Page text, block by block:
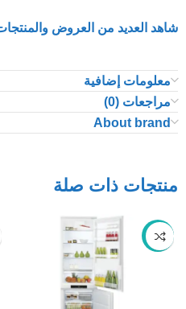
شاهد العديد من العروض
معلومات إضافية
مراجعات (0)
About brand
منتجات ذات صلة
-14%